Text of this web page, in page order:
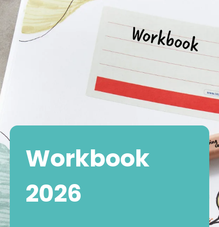
Workbook
2026